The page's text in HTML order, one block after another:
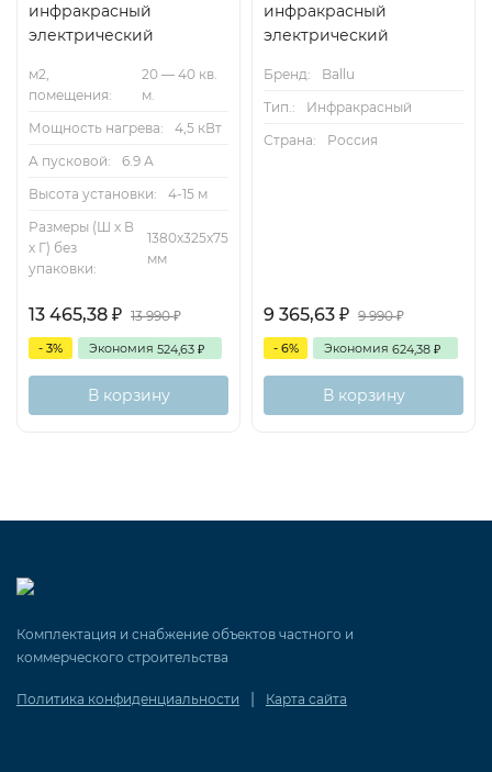
инфракрасный
электрический
м2,
помещения:
20 — 40 кв.
м.
Мощность нагрева:
4,5 кВт
A пусковой:
6.9 А
Высота установки:
4-15 м
Размеры (Ш х В
х Г) без
упаковки:
1380х325х75
мм
13 465,38 ₽ 13 990₽
- 3% Экономия 524,63 ₽
В корзину
инфракрасный
электрический
Бренд:
Ballu
Тип.:
Инфракрасный
Страна:
Россия
9 365,63 ₽ 9 990₽
- 6% Экономия 624,38 ₽
В корзину
Комплектация и снабжение объектов частного и
коммерческого строительства
Политика конфиденциальности | Карта сайта